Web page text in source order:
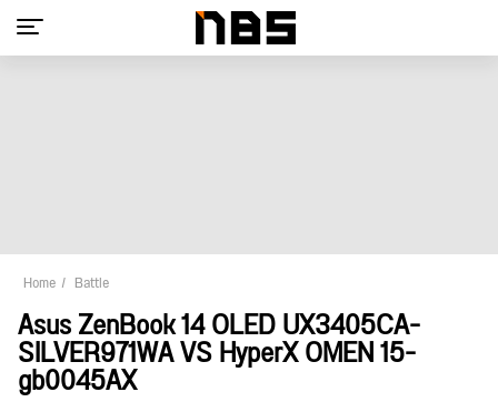
Home Battle
Asus ZenBook 14 OLED UX3405CA-
SILVER971WA VS HyperX OMEN 15-
gb0045AX